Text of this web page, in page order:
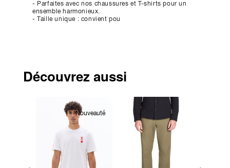
- Parfaites avec nos chaussures et T-shirts pour un
ensemble harmonieux.
- Taille unique : convient pou
Découvrez aussi
Nouveauté